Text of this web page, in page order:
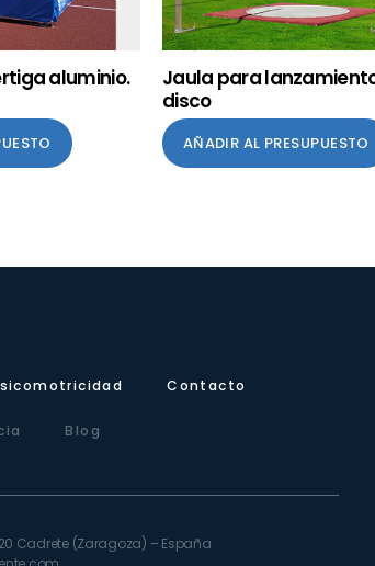
aluminio.
Jaula para
disco
AÑADIR AL PRESUPUESTO
Contacto
Blog
Cadrete (Zaragoza) – España